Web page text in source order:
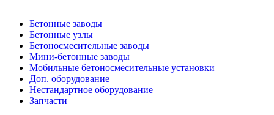
Бетонные заводы
Бетонные узлы
Бетоносмесительные заводы
Мини-бетонные заводы
Мобильные бетоносмесительные установки
Доп. оборудование
Нестандартное оборудование
Запчасти